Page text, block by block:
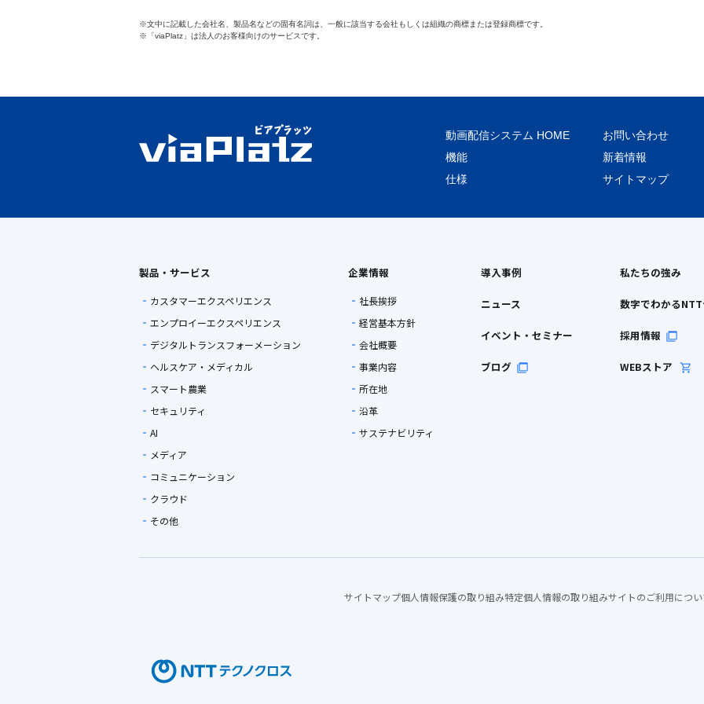
※文中に記載した会社名、製品名などの固有名詞は、一般に該当する会社もしくは組織の商標または登録商標です。
※「viaPlatz」は法人のお客様向けのサービスです。
動画配信システム HOME
機能
仕様
お問い合わせ
新着情報
サイトマップ
製品・サービス
カスタマーエクスペリエンス
エンプロイーエクスペリエンス
デジタルトランスフォーメーション
ヘルスケア・メディカル
スマート農業
セキュリティ
AI
メディア
コミュニケーション
クラウド
その他
企業情報
社長挨拶
経営基本方針
会社概要
事業内容
所在地
沿革
サステナビリティ
導入事例
ニュース
イベント・セミナー
ブログ
私たちの強み
数字でわかる
採用情報
WEBストア
サイトマップ個人情報保護の取り組み特定個人情報の取り組みサイトのご利用につい